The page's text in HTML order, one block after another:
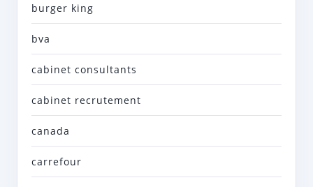
burger king
bva
cabinet consultants
cabinet recrutement
canada
carrefour